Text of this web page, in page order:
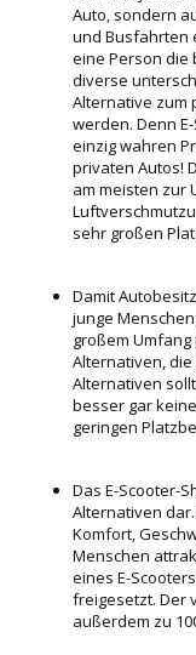
Auto, sondern
und Busfahrten
eine Person die
diverse
Alternative zum
werden. Denn
einzig wahren
privaten Autos!
am meisten zur
sehr großen
Damit
junge
großem
Alternativen,
Alternativen
besser gar
geringen
Das E-Scooter-
Alternativen
Komfort,
Menschen
eines E-
freigesetzt. Der
außerdem zu